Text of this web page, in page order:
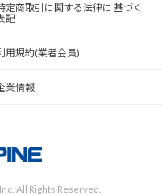
定商取引に関する法律に 基づく
記
用規約(業者会員)
業情報
All Rights Reserved.